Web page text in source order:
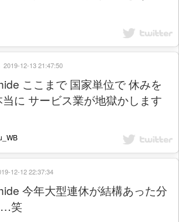
ここまで 国家単位で 休みを
に サービス業が地獄かします
2019-12-13 21:47:50
今年大型連休が結構あった分
…笑
12-12 22:37:34